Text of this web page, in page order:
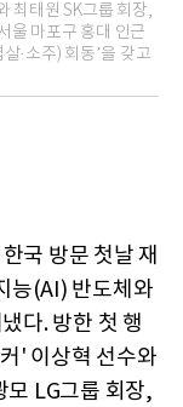
최태원 SK그룹 회장,
울 마포구 홍대 인근
·소주) 회동’을 갖고
국 방문 첫날 재
능(AI) 반도체와
다. 방한 첫 행
' 이상혁 선수와
모 LG그룹 회장,